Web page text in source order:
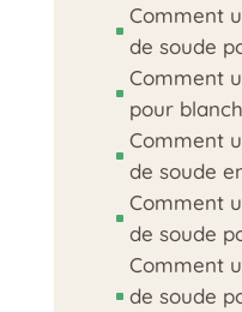
^
Comment
de soude
^
Comment
pour
^
Comment
de soude
^
Comment
de soude
^
Comment
de soude